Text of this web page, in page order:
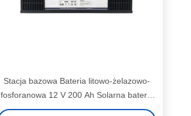
Stacja bazowa Bateria litowo-żelazowo-
fosforanowa 12 V 200 Ah Solarna bateria
litowo-jonowa